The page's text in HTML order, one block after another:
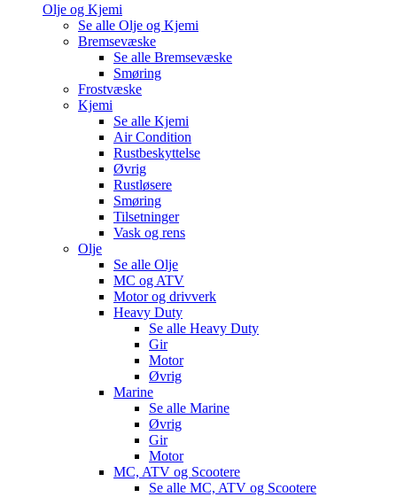
Olje og Kjemi
Se alle Olje og Kjemi
Bremsevæske
Se alle Bremsevæske
Smøring
Frostvæske
Kjemi
Se alle Kjemi
Air Condition
Rustbeskyttelse
Øvrig
Rustløsere
Smøring
Tilsetninger
Vask og rens
Olje
Se alle Olje
MC og ATV
Motor og drivverk
Heavy Duty
Se alle Heavy Duty
Gir
Motor
Øvrig
Marine
Se alle Marine
Øvrig
Gir
Motor
MC, ATV og Scootere
Se alle MC, ATV og Scootere